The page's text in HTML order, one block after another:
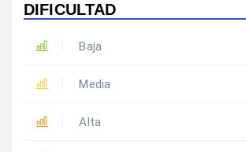
DIFICULTAD
Baja
Media
Alta